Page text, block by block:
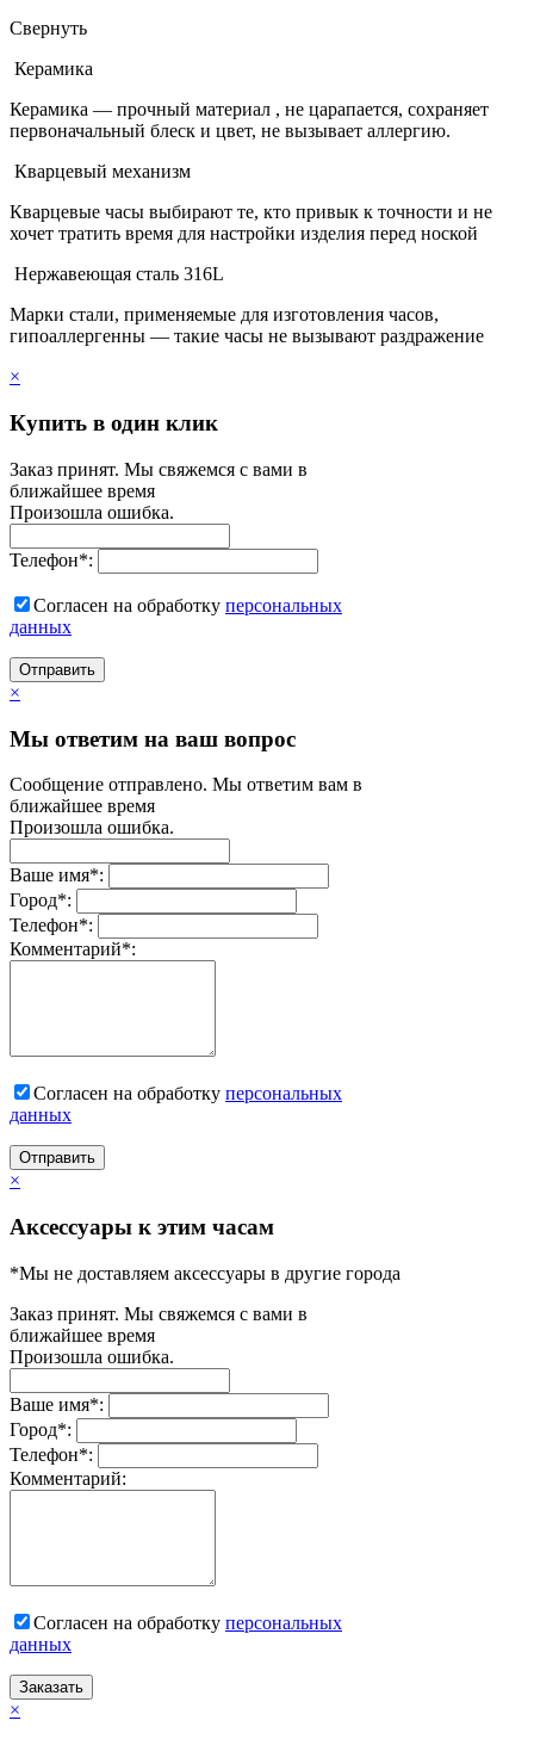
Свернуть
Керамика
Керамика — прочный материал , не царапается, сохраняет
первоначальный блеск и цвет, не вызывает аллергию.
Кварцевый механизм
Кварцевые часы выбирают те, кто привык к точности и не
хочет тратить время для настройки изделия перед ноской
Нержавеющая сталь 316L
Марки стали, применяемые для изготовления часов,
гипоаллергенны — такие часы не вызывают раздражение
×
Купить в один клик
Заказ принят. Мы свяжемся с вами в
ближайшее время
Произошла ошибка.
Телефон*:
Согласен на обработку персональныx
данных
Отправить
×
Мы ответим на ваш вопрос
Сообщение отправлено. Мы ответим вам в
ближайшее время
Произошла ошибка.
Ваше имя*:
Город*:
Телефон*:
Комментарий*:
Согласен на обработку персональныx
данных
Отправить
×
Аксессуары к этим часам
*Мы не доставляем аксессуары в другие города
Заказ принят. Мы свяжемся с вами в
ближайшее время
Произошла ошибка.
Ваше имя*:
Город*:
Телефон*:
Комментарий:
Согласен на обработку персональныx
данных
Заказать
×